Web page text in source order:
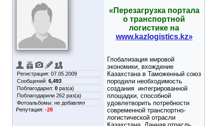
Регистрация: 07.05.2009
Сообщений: 6,493
Поблагодарил: 0 раз(а)
Поблагодарили 262 раз(а)
Фотоальбомы: не добавлял
Репутация: -28
«Перезагрузка портала
о транспортной
логистике на
www.kazlogistics.kz»
Глобализация мировой
экономики, вхождение
Казахстана в Таможенный союз
породили необходимость
создания интегрированной
площадки, способной
удовлетворить потребности
современной транспортно-
логистической отрасли